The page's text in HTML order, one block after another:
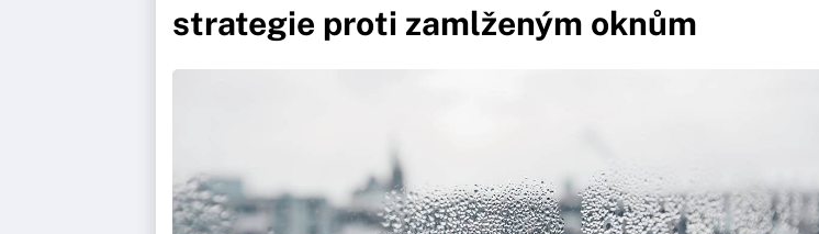
strategie proti zamlženým oknům